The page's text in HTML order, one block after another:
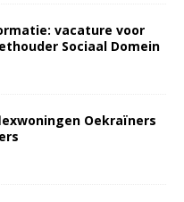
vacature voor
Sociaal Domein
Oekraïners